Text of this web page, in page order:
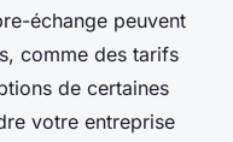
échange peuvent
comme des tarifs
de certaines
votre entreprise